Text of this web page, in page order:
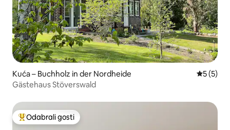
Kuća – Buchholz in der Nordheide
5 (5)
Gästehaus Stöverswald
Među najviše rangiranima s oznakom „Odabrali gosti”
Odabrali gosti